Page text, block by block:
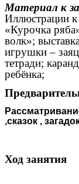
Материал к
Иллюстрации к
«Курочка
волк»;
игрушки –
тетради;
ребёнка;
,сказок ,
Ход занятия